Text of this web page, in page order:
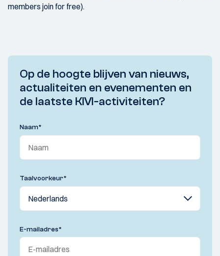
members join for free).
Op de hoogte blijven van nieuws,
actualiteiten en evenementen en
de laatste KIVI-activiteiten?
Naam*
Taalvoorkeur*
E-mailadres*